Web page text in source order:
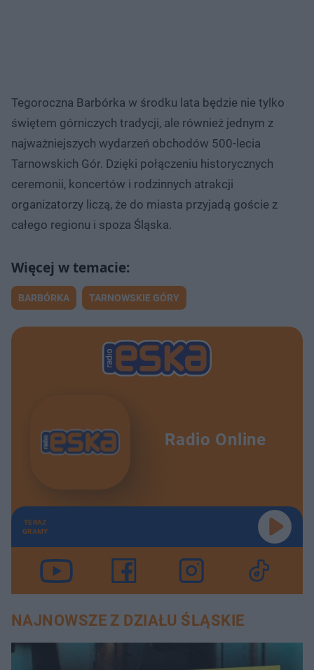
Tegoroczna Barbórka w środku lata będzie nie tylko
świętem górniczych tradycji, ale również jednym z
najważniejszych wydarzeń obchodów 500-lecia
Tarnowskich Gór. Dzięki połączeniu historycznych
ceremonii, koncertów i rodzinnych atrakcji
organizatorzy liczą, że do miasta przyjadą goście z
całego regionu i spoza Śląska.
BARBÓRKA TARNOWSKIE GÓRY
Radio Online
TERAZ
GRAMY
NAJNOWSZE Z DZIAŁU ŚLĄSKIE